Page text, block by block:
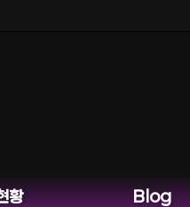
카카오톡 외 다른 채팅은 운영하지 않습
황 Blog